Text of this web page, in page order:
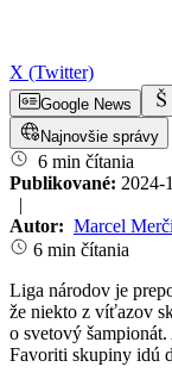
X (Twitter)
Google News
Najnovšie správy
6 min čítania
Publikované: 2024-
|
Autor: Marcel
6 min čítania
Liga národov je
že niekto z víťazov
o svetový
Favoriti skupiny idú